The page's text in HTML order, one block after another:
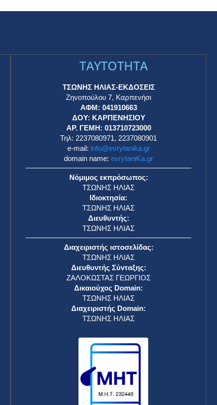
TAYTOTHTA
ΤΣΩΝΗΣ ΗΛΙΑΣ-ΕΚΔΟΣΕΙΣ
Ζηνοπούλου 7, Καρπενήσι
ΑΦΜ: 041910663
ΔΟΥ: ΚΑΡΠΕΝΗΣΙΟΥ
ΑΡ. ΓΕΜΗ: 013710723000
Τηλ: 2237080971, 2237080901
e-mail: info@evrytanika.gr
domain name: evrytaniKa.gr
Νόμιμος εκπρόσωπος:
ΤΣΩΝΗΣ ΗΛΙΑΣ
Ιδιοκτησία:
ΤΣΩΝΗΣ ΗΛΙΑΣ
Διευθυντής:
ΤΣΩΝΗΣ ΗΛΙΑΣ
Διαχειριστής ιστοσελίδας:
ΤΣΩΝΗΣ ΗΛΙΑΣ
Διευθυντής Σύνταξης:
ΖΑΛΟΚΩΣΤΑΣ ΓΕΩΡΓΙΟΣ
Δικαιούχος Domain:
ΤΣΩΝΗΣ ΗΛΙΑΣ
Διαχειριστής Domain:
ΤΣΩΝΗΣ ΗΛΙΑΣ